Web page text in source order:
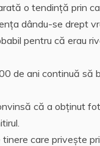
o tendință prin
dându-se drept
pentru că erau
de ani continuă să
că a obținut
care priveşte